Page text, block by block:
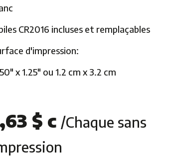
CR2016 incluses et remplaçables
d'impression:
x 1.25″ ou 1.2 cm x 3.2 cm
$ c /Chaque sans